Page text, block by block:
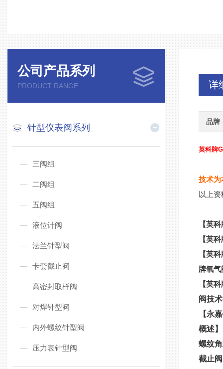
公司产品系列
PRODUCT RANGE
针型仪表阀系列
三阀组
二阀组
五阀组
液位计阀
法兰针型阀
卡套截止阀
高密封取样阀
对焊针型阀
内外螺纹针型阀
压力表针型阀
详
品牌
英科牌
技术为
以上
【英
【英
【英
牌氧
【英
阀技
【永
概述
螺纹
截止